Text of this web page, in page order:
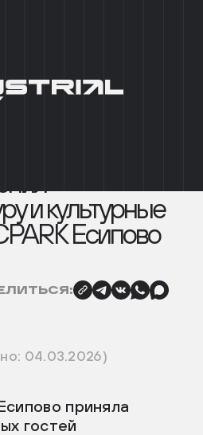
и культурные
Есипово
04.03.2026)
приняла
гостей